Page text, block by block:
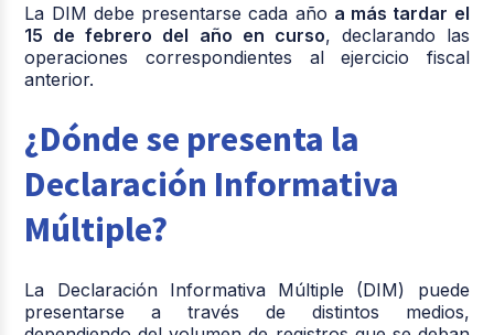
La DIM debe presentarse cada año a más tardar el
15 de febrero del año en curso, declarando las
operaciones correspondientes al ejercicio fiscal
anterior.
¿Dónde se presenta la
Declaración Informativa
Múltiple?
La Declaración Informativa Múltiple (DIM) puede
presentarse a través de distintos medios,